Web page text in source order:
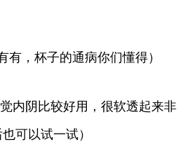
有，杯子的通病你们懂得）
内阴比较好用，很软透起来非
可以试一试）